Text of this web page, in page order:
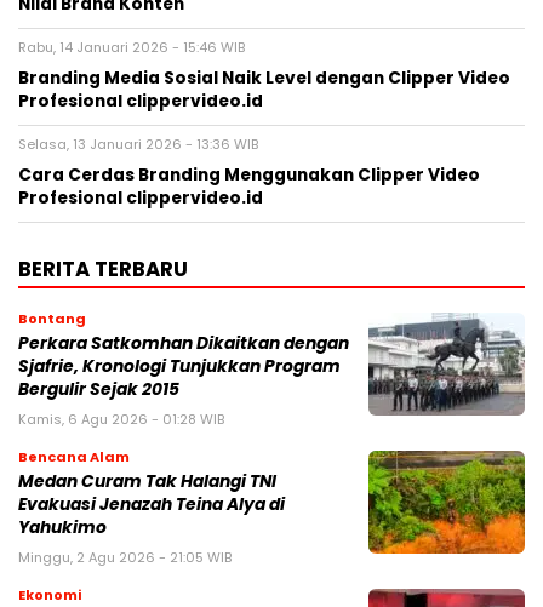
Nilai Brand Konten
Rabu, 14 Januari 2026 - 15:46 WIB
Branding Media Sosial Naik Level dengan Clipper Video
Profesional clippervideo.id
Selasa, 13 Januari 2026 - 13:36 WIB
Cara Cerdas Branding Menggunakan Clipper Video
Profesional clippervideo.id
BERITA TERBARU
Bontang
Perkara Satkomhan Dikaitkan dengan
Sjafrie, Kronologi Tunjukkan Program
Bergulir Sejak 2015
Kamis, 6 Agu 2026 - 01:28 WIB
Bencana Alam
Medan Curam Tak Halangi TNI
Evakuasi Jenazah Teina Alya di
Yahukimo
Minggu, 2 Agu 2026 - 21:05 WIB
Ekonomi